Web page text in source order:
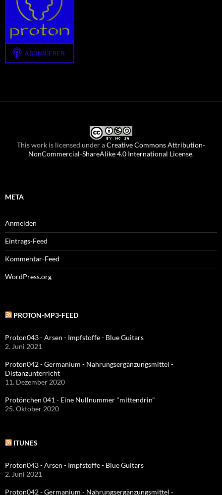
This work is licensed under aCreative Commons Attribution-
NonCommercial-ShareAlike 4.0 International License.
META
Anmelden
Eintrags-Feed
Kommentar-Feed
WordPress.org
PROTON-MP3-FEED
Proton043 - Arsen - Impfstoffe - Blue Guitars
2. Juni 2021
Proton042 - Germanium - Nahrungsergänzungsmittel -
Distanzunterricht
11. Dezember 2020
Protönchen 041 - Eine Nullnummer "mittendrin"
25. Oktober 2020
ITUNES
Proton043 - Arsen - Impfstoffe - Blue Guitars
2. Juni 2021
Proton042 - Germanium - Nahrungsergänzungsmittel -